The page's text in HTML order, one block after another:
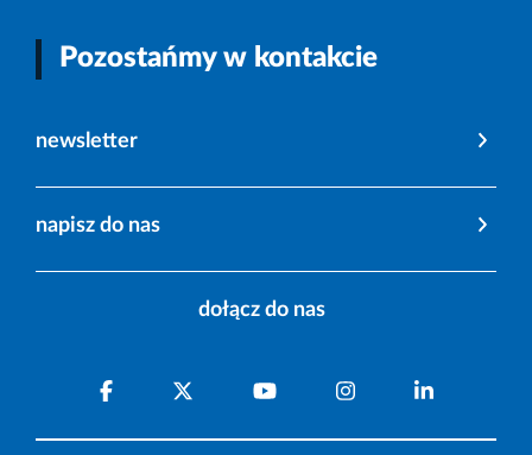
Pozostańmy w kontakcie
newsletter
napisz do nas
dołącz do nas